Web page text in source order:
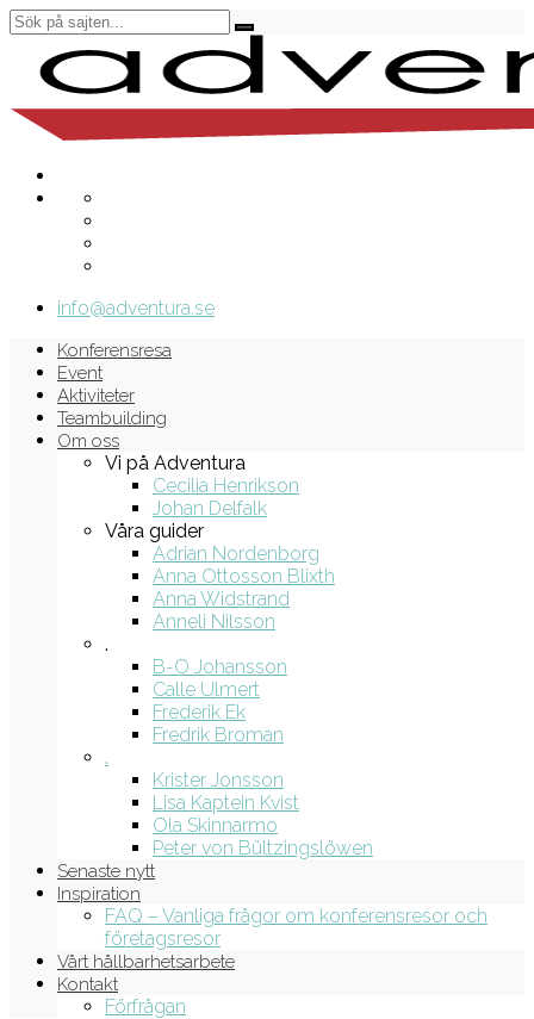
info@adventura.se
Konferensresa
Event
Aktiviteter
Teambuilding
Om oss
Vi på Adventura
Cecilia Henrikson
Johan Delfalk
Våra guider
Adrian Nordenborg
Anna Ottosson Blixth
Anna Widstrand
Anneli Nilsson
.
B-O Johansson
Calle Ulmert
Frederik Ek
Fredrik Broman
.
Krister Jonsson
Lisa Kaptein Kvist
Ola Skinnarmo
Peter von Bültzingslöwen
Senaste nytt
Inspiration
FAQ – Vanliga frågor om konferensresor och
företagsresor
Vårt hållbarhetsarbete
Kontakt
Förfrågan